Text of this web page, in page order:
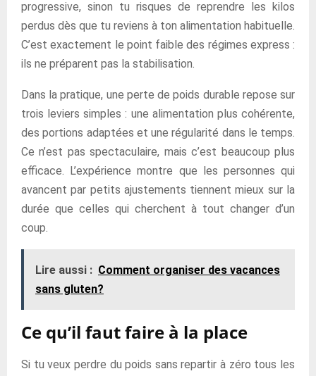
progressive, sinon tu risques de reprendre les kilos
perdus dès que tu reviens à ton alimentation habituelle.
C’est exactement le point faible des régimes express :
ils ne préparent pas la stabilisation.
Dans la pratique, une perte de poids durable repose sur
trois leviers simples : une alimentation plus cohérente,
des portions adaptées et une régularité dans le temps.
Ce n’est pas spectaculaire, mais c’est beaucoup plus
efficace. L’expérience montre que les personnes qui
avancent par petits ajustements tiennent mieux sur la
durée que celles qui cherchent à tout changer d’un
coup.
Lire aussi : Comment organiser des vacances
sans gluten?
Ce qu’il faut faire à la place
Si tu veux perdre du poids sans repartir à zéro tous les